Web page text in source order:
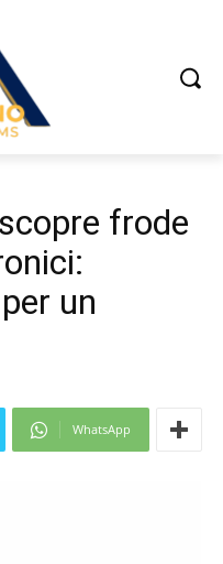
frode
un
WhatsApp